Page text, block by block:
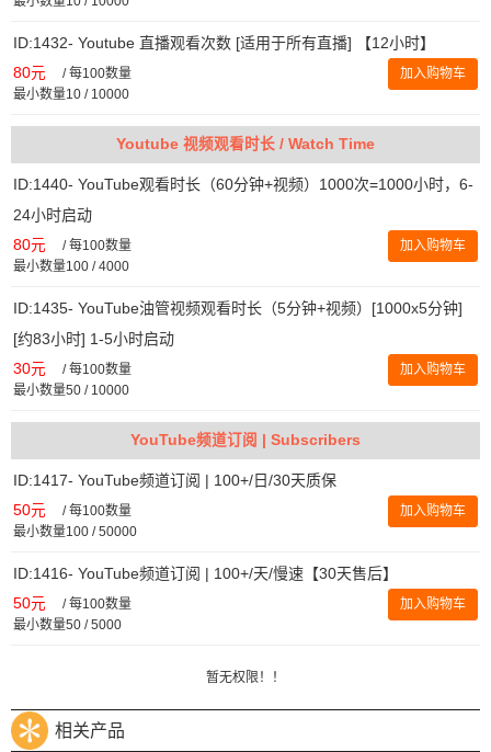
ID:1432- Youtube 直播观看次数 [适用于所有直播] 【12小时】
80元 /每100数量
最小数量10 / 10000
加入购物车
Youtube 视频观看时长 / Watch Time
ID:1440- YouTube观看时长（60分钟+视频）1000次=1000小时，6-
24小时启动
80元 /每100数量
最小数量100 / 4000
加入购物车
ID:1435- YouTube油管视频观看时长（5分钟+视频）[1000x5分钟]
[约83小时] 1-5小时启动
30元 /每100数量
最小数量50 / 10000
加入购物车
YouTube频道订阅 | Subscribers
ID:1417- YouTube频道订阅 | 100+/日/30天质保
50元 /每100数量
最小数量100 / 50000
加入购物车
ID:1416- YouTube频道订阅 | 100+/天/慢速【30天售后】
50元 /每100数量
最小数量50 / 5000
加入购物车
暂无权限！！
相关产品